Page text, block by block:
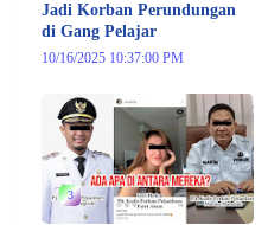
Jadi Korban Perundungan
di Gang Pelajar
10/16/2025 10:37:00 PM
3